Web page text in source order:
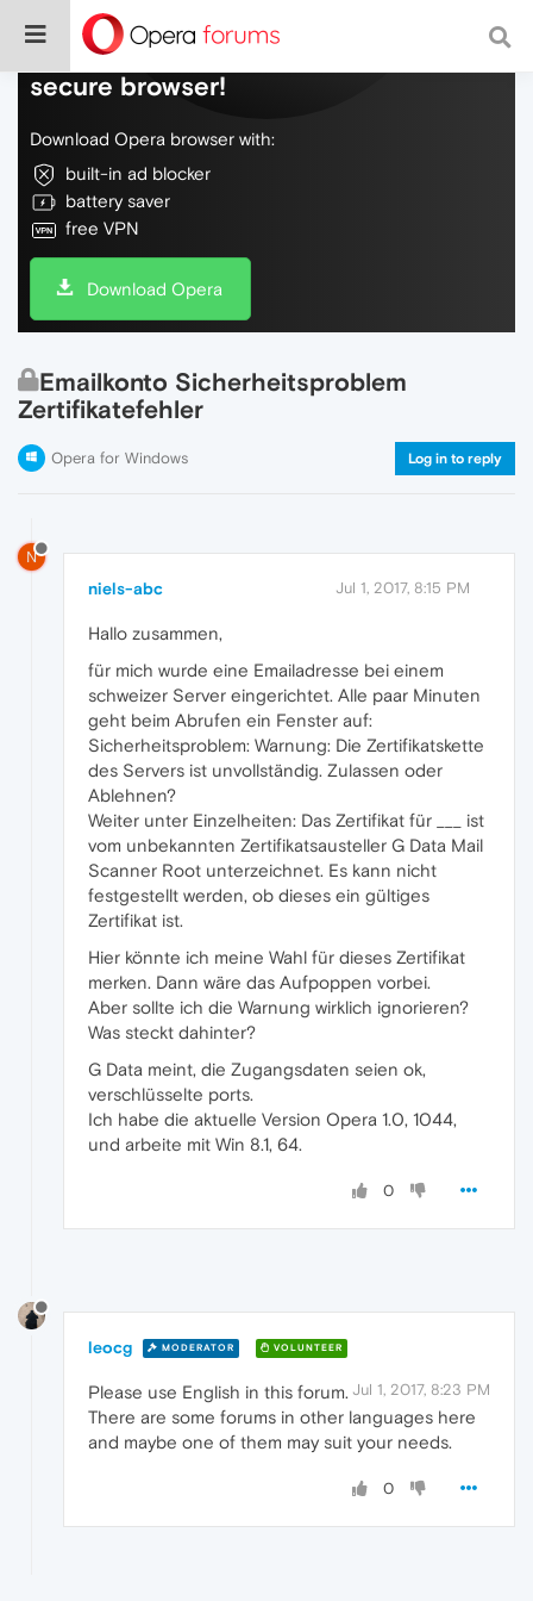
Do more on the web, with a fast and
secure browser!
Download Opera browser with:
built-in ad blocker
battery saver
free VPN
Download Opera
Emailkonto Sicherheitsproblem
Zertifikatefehler
Opera for Windows Log in to reply
N
niels-abc Jul 1, 2017, 8:15 PM
Hallo zusammen,
für mich wurde eine Emailadresse bei einem
schweizer Server eingerichtet. Alle paar Minuten
geht beim Abrufen ein Fenster auf:
Sicherheitsproblem: Warnung: Die Zertifikatskette
des Servers ist unvollständig. Zulassen oder
Ablehnen?
Weiter unter Einzelheiten: Das Zertifikat für ___ ist
vom unbekannten Zertifikatsausteller G Data Mail
Scanner Root unterzeichnet. Es kann nicht
festgestellt werden, ob dieses ein gültiges
Zertifikat ist.
Hier könnte ich meine Wahl für dieses Zertifikat
merken. Dann wäre das Aufpoppen vorbei.
Aber sollte ich die Warnung wirklich ignorieren?
Was steckt dahinter?
G Data meint, die Zugangsdaten seien ok,
verschlüsselte ports.
Ich habe die aktuelle Version Opera 1.0, 1044,
und arbeite mit Win 8.1, 64.
0
leocg MODERATOR VOLUNTEER
Jul 1, 2017, 8:23 PM
Please use English in this forum.
There are some forums in other languages here
and maybe one of them may suit your needs.
0